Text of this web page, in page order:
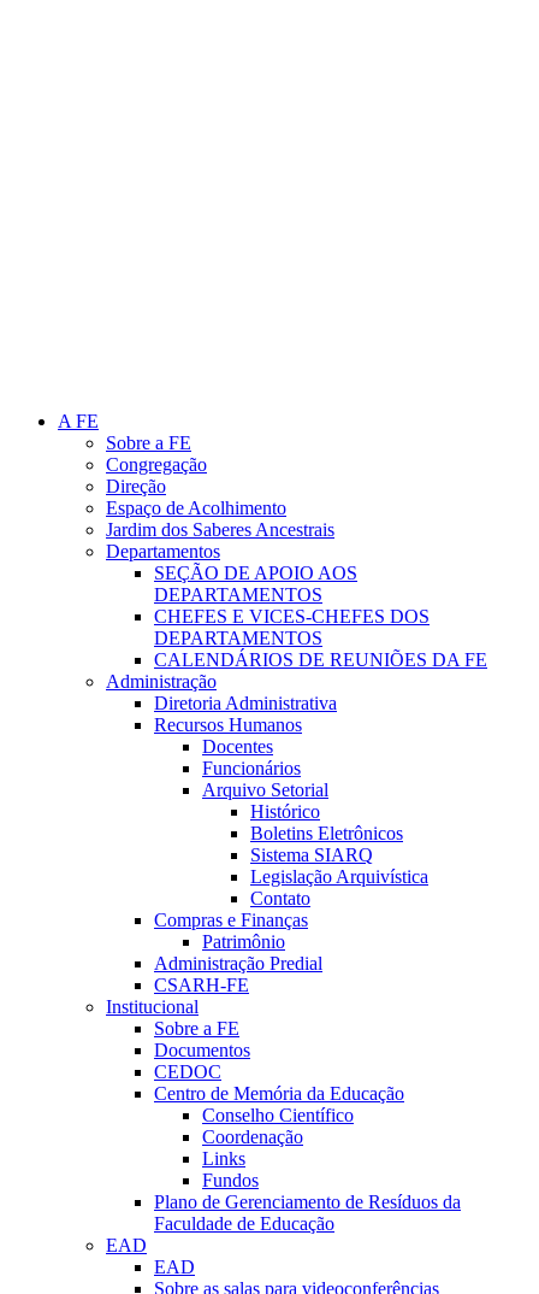
A FE
Sobre a FE
Congregação
Direção
Espaço de Acolhimento
Jardim dos Saberes Ancestrais
Departamentos
SEÇÃO DE APOIO AOS
DEPARTAMENTOS
CHEFES E VICES-CHEFES DOS
DEPARTAMENTOS
CALENDÁRIOS DE REUNIÕES DA FE
Administração
Diretoria Administrativa
Recursos Humanos
Docentes
Funcionários
Arquivo Setorial
Histórico
Boletins Eletrônicos
Sistema SIARQ
Legislação Arquivística
Contato
Compras e Finanças
Patrimônio
Administração Predial
CSARH-FE
Institucional
Sobre a FE
Documentos
CEDOC
Centro de Memória da Educação
Conselho Científico
Coordenação
Links
Fundos
Plano de Gerenciamento de Resíduos da
Faculdade de Educação
EAD
EAD
Sobre as salas para videoconferências